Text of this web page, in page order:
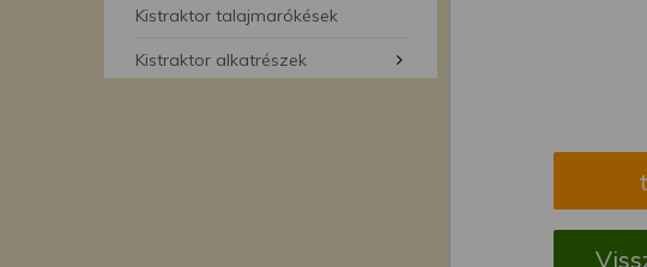
Kistraktor talajmarókések
Kistraktor alkatrészek